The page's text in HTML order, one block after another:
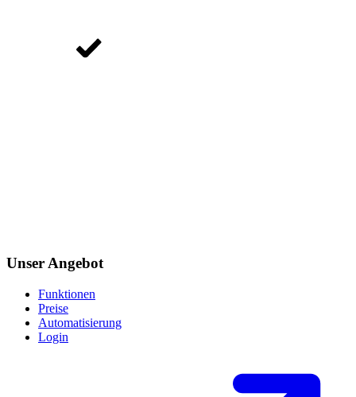
Unser Angebot
Funktionen
Preise
Automatisierung
Login